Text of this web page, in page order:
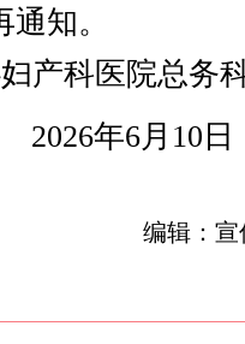
知。
产科医院总务
2026年6月10
编辑：宣